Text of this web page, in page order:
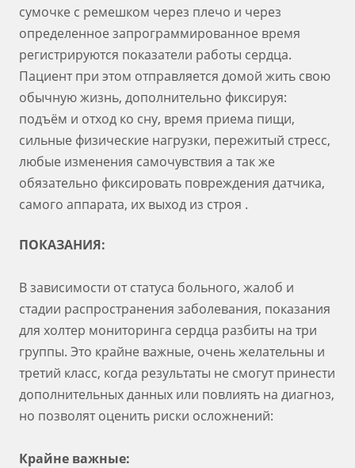
сумочке с ремешком через плечо и через
определенное запрограммированное время
регистрируются показатели работы сердца.
Пациент при этом отправляется домой жить свою
обычную жизнь, дополнительно фиксируя:
подъём и отход ко сну, время приема пищи,
сильные физические нагрузки, пережитый стресс,
любые изменения самочувствия а так же
обязательно фиксировать повреждения датчика,
самого аппарата, их выход из строя .
ПОКАЗАНИЯ:
В зависимости от статуса больного, жалоб и
стадии распространения заболевания, показания
для холтер мониторинга сердца разбиты на три
группы. Это крайне важные, очень желательны и
третий класс, когда результаты не смогут принести
дополнительных данных или повлиять на диагноз,
но позволят оценить риски осложнений:
Крайне важные: